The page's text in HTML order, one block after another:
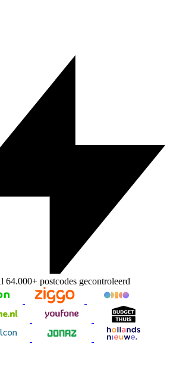
64.000+ postcodes gecontroleerd